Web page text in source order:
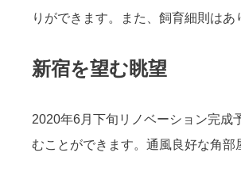
りができます。また、飼育細則は
新宿を望む眺望
2020年6月下旬リノベーション完成
むことができます。通風良好な角